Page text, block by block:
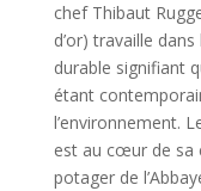
chef Thibaut
d’or) travaille
durable signifiant
étant
l’environnement.
est au cœur de sa
potager de